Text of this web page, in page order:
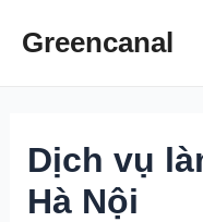
Greencanal
Dịch vụ
Hà Nội